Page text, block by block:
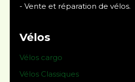
- Vente et réparation de vélos.
Vélos
Vélos cargo
Vélos Classiques